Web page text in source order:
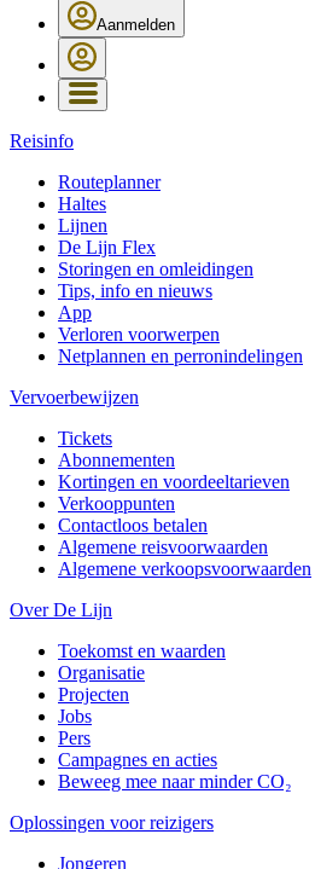
Aanmelden
Reisinfo
Routeplanner
Haltes
Lijnen
De Lijn Flex
Storingen en omleidingen
Tips, info en nieuws
App
Verloren voorwerpen
Netplannen en perronindelingen
Vervoerbewijzen
Tickets
Abonnementen
Kortingen en voordeeltarieven
Verkooppunten
Contactloos betalen
Algemene reisvoorwaarden
Algemene verkoopsvoorwaarden
Over De Lijn
Toekomst en waarden
Organisatie
Projecten
Jobs
Pers
Campagnes en acties
Beweeg mee naar minder CO₂
Oplossingen voor reizigers
Jongeren